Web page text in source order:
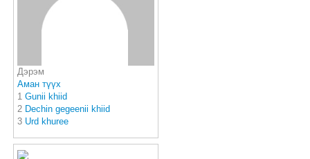
Дэрэм
Аман түүх
1 Gunii khiid
2 Dechin gegeenii khiid
3 Urd khuree